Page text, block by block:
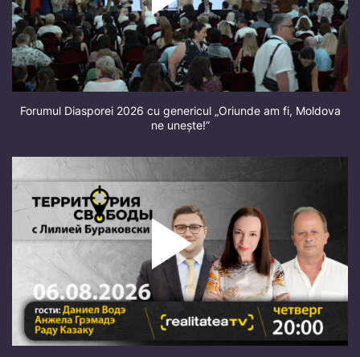
Forumul Diasporei 2026 cu genericul „Oriunde am fi, Moldova
ne unește!”